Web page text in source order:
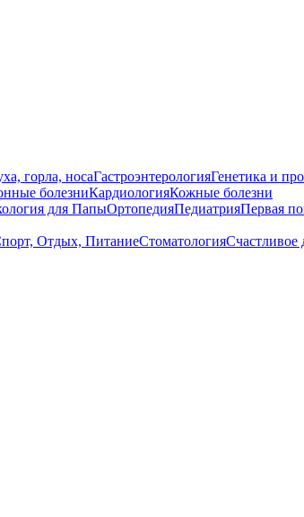
горла, носаГастроэнтерологияГенетика и
болезниКардиологияКожные болезни
для ПапыОртопедияПедиатрияПервая
Отдых, ПитаниеСтоматологияСчастливое